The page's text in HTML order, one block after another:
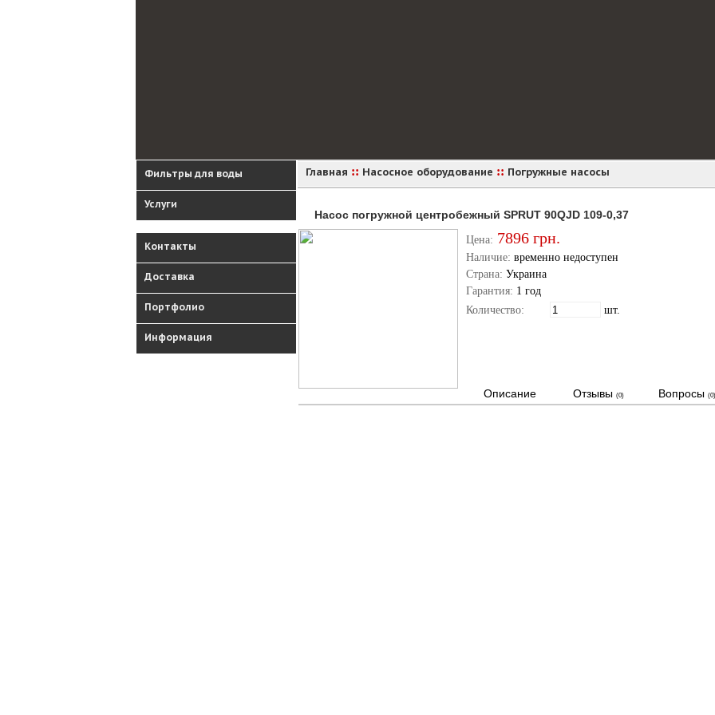
Фильтры для воды
Услуги
Контакты
Доставка
Портфолио
Информация
Главная :: Насосное оборудование :: Погружные насосы
Насос погружной центробежный SPRUT 90QJD 109-0,37
Цена: 7896 грн.
Наличие: временно недоступен
Страна: Украина
Гарантия: 1 год
Количество:
шт.
Описание Отзывы (0) Вопросы (0)